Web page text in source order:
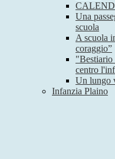
Una
scuola
A scuola
coraggio”
"Bestiario
centro
Un lungo
Infanzia Plaino